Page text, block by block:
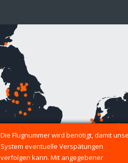
Die Flugnummer wird benötigt, damit
System eventuelle Verspätungen
verfolgen kann. Mit angegebener